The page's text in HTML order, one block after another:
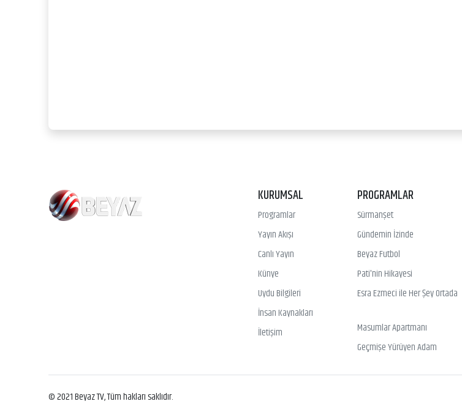
KURUMSAL
Programlar
Yayın Akışı
Canlı Yayın
Künye
Uydu Bilgileri
İnsan Kaynakları
İletişim
PROGRAMLAR
Sürmanşet
Gündemin İzinde
Beyaz Futbol
Pati'nin Hikayesi
Esra Ezmeci ile Her Şey Ortada
Masumlar Apartmanı
Geçmişe Yürüyen Adam
© 2021 Beyaz TV, Tüm hakları saklıdır.